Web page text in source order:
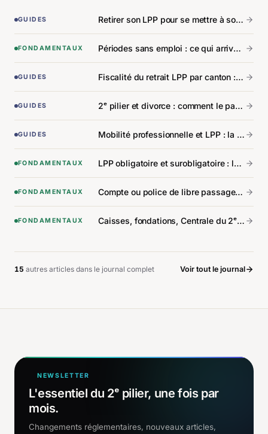
GUIDES Retirer son LPP pour se mettre à son compte : conditions et procédure.
FONDAMENTAUX Périodes sans emploi : ce qui arrive à votre 2ᵉ pilier.
GUIDES Fiscalité du retrait LPP par canton : la carte des écarts.
GUIDES 2ᵉ pilier et divorce : comment le partage fonctionne réellement.
GUIDES Mobilité professionnelle et LPP : la dispersion qu'on ne voit pas.
FONDAMENTAUX LPP obligatoire et surobligatoire : la différence que tout le monde confond.
FONDAMENTAUX Compte ou police de libre passage : choisir entre les deux.
FONDAMENTAUX Caisses, fondations, Centrale du 2ᵉ pilier : qui fait quoi.
15 autres articles dans le journal complet Voir tout le journal
NEWSLETTER
L'essentiel du 2ᵉ pilier, une fois par
mois.
Changements réglementaires, nouveaux articles,